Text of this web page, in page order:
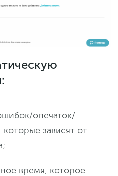
опечаток/
зависят от
время, которое